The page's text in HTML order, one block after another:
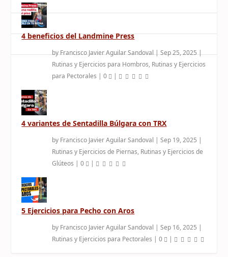
4 beneficios del Landmine Press
byFrancisco Javier Aguilar Sandoval|Sep 25, 2025|
Rutinas y Ejercicios para Hombros, Rutinas y Ejercicios
para Pectorales |0 |
4 variantes de Sentadilla Búlgara con TRX
by Francisco Javier Aguilar Sandoval |Sep 19, 2025 |
Rutinas y Ejercicios de Piernas, Rutinas y Ejercicios de
Glúteos |0 |
5 Ejercicios para Pecho con Aros
by Francisco Javier Aguilar Sandoval |Sep 16, 2025 |
Rutinas y Ejercicios para Pectorales |0 |